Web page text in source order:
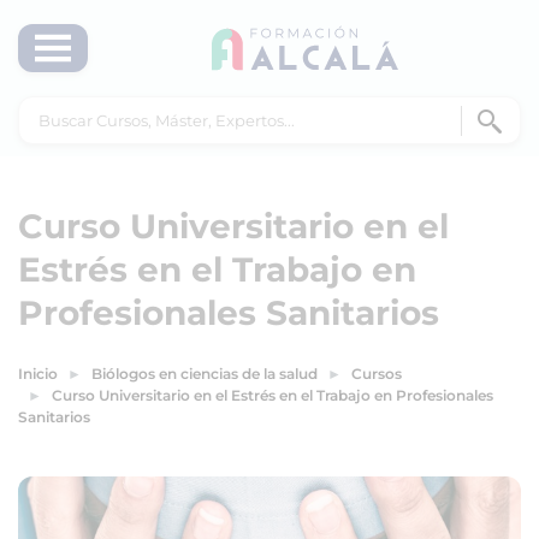
Curso Universitario en el
Estrés en el Trabajo en
Profesionales Sanitarios
Inicio Biólogos en ciencias de la salud
Cursos
Curso Universitario en el Estrés en el Trabajo en Profesionales
Sanitarios